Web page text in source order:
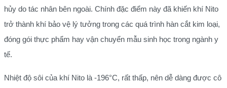
hủy do tác nhân bên ngoài. Chính đặc điểm này đã khiến khí Nito
trở thành khí bảo vệ lý tưởng trong các quá trình hàn cắt kim loại,
đóng gói thực phẩm hay vận chuyển mẫu sinh học trong ngành y
tế.
Nhiệt độ sôi của khí Nito là -196°C, rất thấp, nên dễ dàng được cô